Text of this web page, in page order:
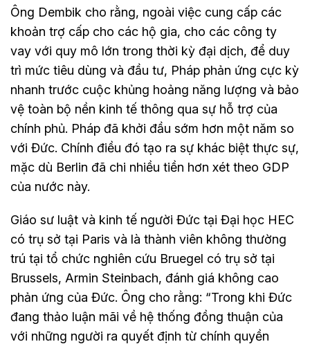
Ông Dembik cho rằng, ngoài việc cung cấp các
khoản trợ cấp cho các hộ gia, cho các công ty
vay với quy mô lớn trong thời kỳ đại dịch, để duy
trì mức tiêu dùng và đầu tư, Pháp phản ứng cực kỳ
nhanh trước cuộc khủng hoảng năng lượng và bảo
vệ toàn bộ nền kinh tế thông qua sự hỗ trợ của
chính phủ. Pháp đã khởi đầu sớm hơn một năm so
với Đức. Chính điều đó tạo ra sự khác biệt thực sự,
mặc dù Berlin đã chi nhiều tiền hơn xét theo GDP
của nước này.
Giáo sư luật và kinh tế người Đức tại Đại học HEC
có trụ sở tại Paris và là thành viên không thường
trú tại tổ chức nghiên cứu Bruegel có trụ sở tại
Brussels, Armin Steinbach, đánh giá không cao
phản ứng của Đức. Ông cho rằng: “Trong khi Đức
đang thảo luận mãi về hệ thống đồng thuận của
với những người ra quyết định từ chính quyền